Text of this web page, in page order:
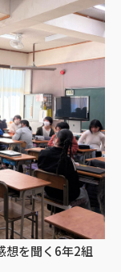
想を聞く6年2組